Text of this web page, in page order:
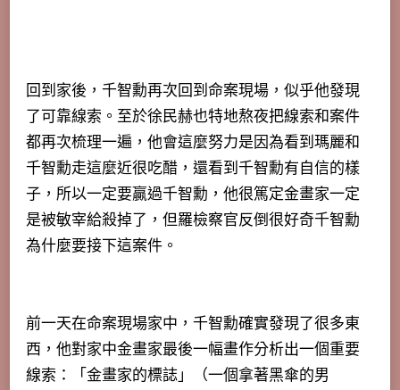
回到家後，千智勳再次回到命案現場，似乎他發現
了可靠線索。至於徐民赫也特地熬夜把線索和案件
都再次梳理一遍，他會這麼努力是因為看到瑪麗和
千智勳走這麼近很吃醋，還看到千智勳有自信的樣
子，所以一定要贏過千智勳，他很篤定金畫家一定
是被敏宰給殺掉了，但羅檢察官反倒很好奇千智勳
為什麼要接下這案件。
前一天在命案現場家中，千智勳確實發現了很多東
西，他對家中金畫家最後一幅畫作分析出一個重要
線索：
「金畫家的標誌」（一個拿著黑傘的男